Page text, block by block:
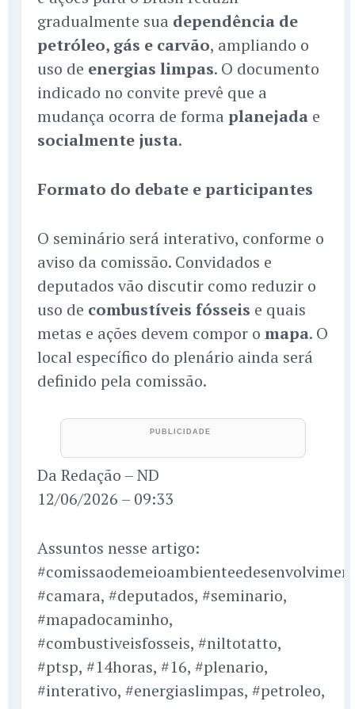
gradualmente sua dependência de
petróleo, gás e carvão, ampliando o
uso de energias limpas. O documento
indicado no convite prevê que a
mudança ocorra de forma planejada e
socialmente justa.
Formato do debate e participantes
O seminário será interativo, conforme o
aviso da comissão. Convidados e
deputados vão discutir como reduzir o
uso de combustíveis fósseis e quais
metas e ações devem compor o mapa. O
local específico do plenário ainda será
definido pela comissão.
Da Redação – ND
12/06/2026 – 09:33
Assuntos nesse artigo:
#camara, #deputados, #seminario,
#mapadocaminho,
#combustiveisfosseis, #niltotatto,
#ptsp, #14horas, #16, #plenario,
#interativo, #energiaslimpas, #petroleo,